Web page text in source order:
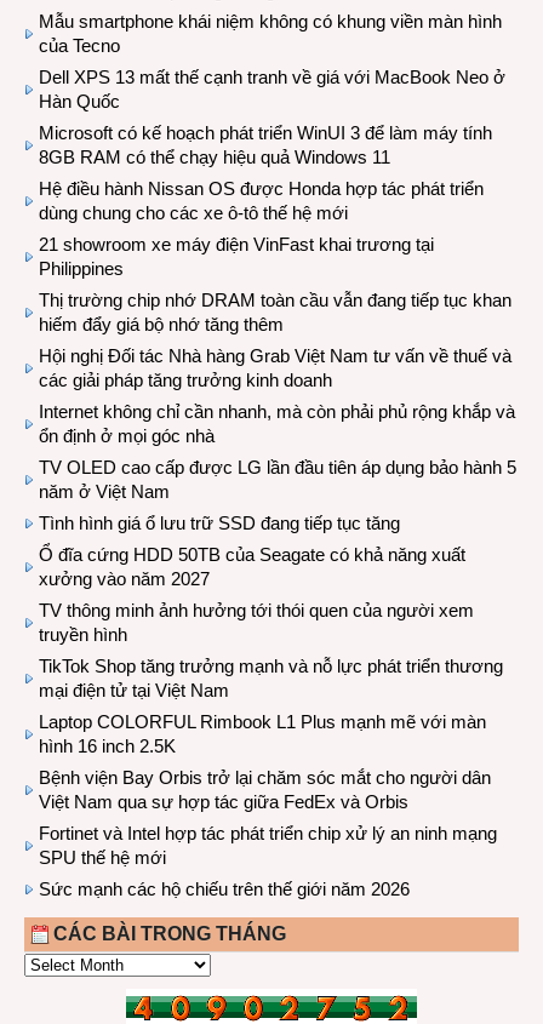
Mẫu smartphone khái niệm không có khung viền màn hình
của Tecno
Dell XPS 13 mất thế cạnh tranh về giá với MacBook Neo ở
Hàn Quốc
Microsoft có kế hoạch phát triển WinUI 3 để làm máy tính
8GB RAM có thể chạy hiệu quả Windows 11
Hệ điều hành Nissan OS được Honda hợp tác phát triển
dùng chung cho các xe ô-tô thế hệ mới
21 showroom xe máy điện VinFast khai trương tại
Philippines
Thị trường chip nhớ DRAM toàn cầu vẫn đang tiếp tục khan
hiếm đẩy giá bộ nhớ tăng thêm
Hội nghị Đối tác Nhà hàng Grab Việt Nam tư vấn về thuế và
các giải pháp tăng trưởng kinh doanh
Internet không chỉ cần nhanh, mà còn phải phủ rộng khắp và
ổn định ở mọi góc nhà
TV OLED cao cấp được LG lần đầu tiên áp dụng bảo hành 5
năm ở Việt Nam
Tình hình giá ổ lưu trữ SSD đang tiếp tục tăng
Ổ đĩa cứng HDD 50TB của Seagate có khả năng xuất
xưởng vào năm 2027
TV thông minh ảnh hưởng tới thói quen của người xem
truyền hình
TikTok Shop tăng trưởng mạnh và nỗ lực phát triển thương
mại điện tử tại Việt Nam
Laptop COLORFUL Rimbook L1 Plus mạnh mẽ với màn
hình 16 inch 2.5K
Bệnh viện Bay Orbis trở lại chăm sóc mắt cho người dân
Việt Nam qua sự hợp tác giữa FedEx và Orbis
Fortinet và Intel hợp tác phát triển chip xử lý an ninh mạng
SPU thế hệ mới
Sức mạnh các hộ chiếu trên thế giới năm 2026
CÁC BÀI TRONG THÁNG
CÁC